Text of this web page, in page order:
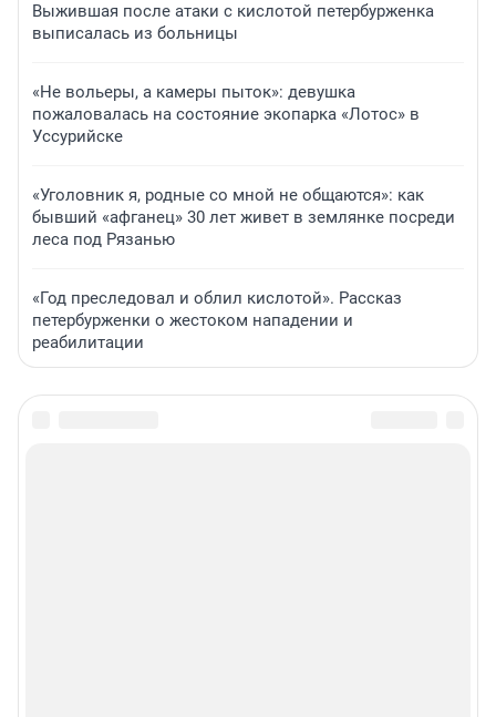
Выжившая после атаки с кислотой петербурженка
выписалась из больницы
«Не вольеры, а камеры пыток»: девушка
пожаловалась на состояние экопарка «Лотос» в
Уссурийске
«Уголовник я, родные со мной не общаются»: как
бывший «афганец» 30 лет живет в землянке посреди
леса под Рязанью
«Год преследовал и облил кислотой». Рассказ
петербурженки о жестоком нападении и
реабилитации